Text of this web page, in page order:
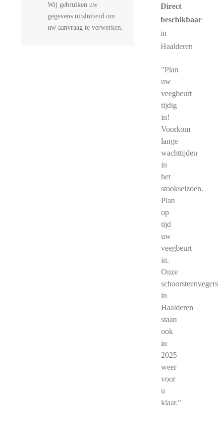
Wij gebruiken uw
gegevens uitsluitend om
uw aanvraag te verwerken.
Direct
beschikbaar
in
Haalderen
"Plan
uw
veegbeurt
tijdig
in!
Voorkom
lange
wachttijden
in
het
stookseizoen.
Plan
op
tijd
uw
veegbeurt
in.
Onze
schoorsteenvegers
in
Haalderen
staan
ook
in
2025
weer
voor
u
klaar."